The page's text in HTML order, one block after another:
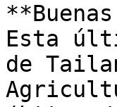
Esta
de